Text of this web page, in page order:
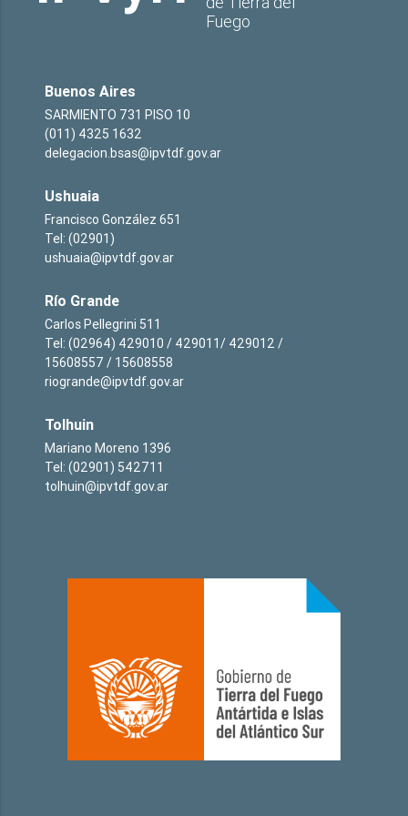
Fuego
Buenos Aires
SARMIENTO 731 PISO 10
(011) 4325 1632
delegacion.bsas@ipvtdf.gov.ar
Ushuaia
Francisco González 651
Tel: (02901)
ushuaia@ipvtdf.gov.ar
Río Grande
Carlos Pellegrini 511
Tel: (02964) 429010 / 429011/ 429012 /
15608557 / 15608558
riogrande@ipvtdf.gov.ar
Tolhuin
Mariano Moreno 1396
Tel: (02901) 542711
tolhuin@ipvtdf.gov.ar